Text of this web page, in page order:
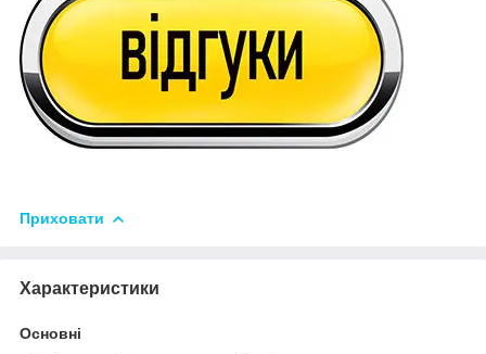
Приховати
Характеристики
Основні